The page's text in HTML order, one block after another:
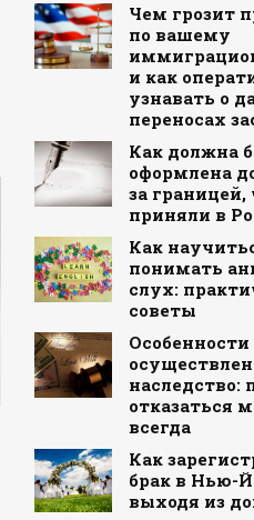
Чем грозит
по вашему
и как
узнавать о
переносах
Как должна
оформлена
за границей,
приняли в
Как
понимать
слух:
советы
Особенности
наследство:
отказаться
всегда
Как
брак в Нью-
выходя из